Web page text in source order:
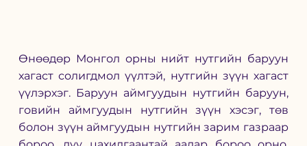
Өнөөдөр Монгол орны нийт нутгийн баруун
хагаст солигдмол үүлтэй, нутгийн зүүн хагаст
үүлэрхэг. Баруун аймгуудын нутгийн баруун,
говийн аймгуудын нутгийн зүүн хэсэг, төв
болон зүүн аймгуудын нутгийн зарим газраар